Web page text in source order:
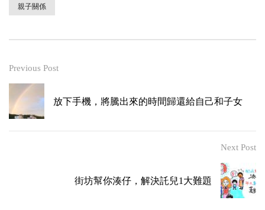
親子關係
Previous Post
放下手機，將騰出來的時間歸還給自己和子女
Next Post
街坊幫你湊仔，解決託兒1大難題